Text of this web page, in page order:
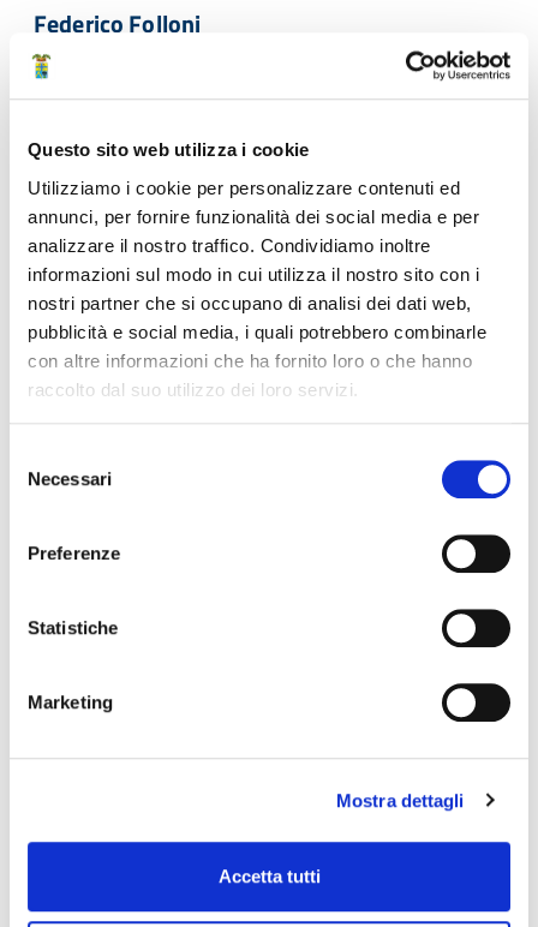
Questo sito web utilizza i cookie
Utilizziamo i cookie per personalizzare contenuti ed
annunci, per fornire funzionalità dei social media e per
analizzare il nostro traffico. Condividiamo inoltre
informazioni sul modo in cui utilizza il nostro sito con i
nostri partner che si occupano di analisi dei dati web,
pubblicità e social media, i quali potrebbero combinarle
con altre informazioni che ha fornito loro o che hanno
raccolto dal suo utilizzo dei loro servizi.
delNecessari
Preferenze
Statistiche
Marketing
Mostra dettagli
Accetta tutti
Federico Folloni
Qualifica:
Istruttore Amministrativo (Istruttore) -
Contratto di Formazione lavoro 12 mesi
059.209.262
Struttura di riferimento:Direzione generale >
Organizzazione del Personale
Roberta Fornieri
Qualifica:Istruttore Amministrativo (Istruttore)
Telefono:
059.209.504
Struttura di riferimento:
Coordinamento, monitoraggio e rendicontazione PNRR >
Pagina
ricerca avanzata proposto di seguito